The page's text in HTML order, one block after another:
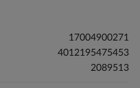
17004900271
4012195475453
2089513